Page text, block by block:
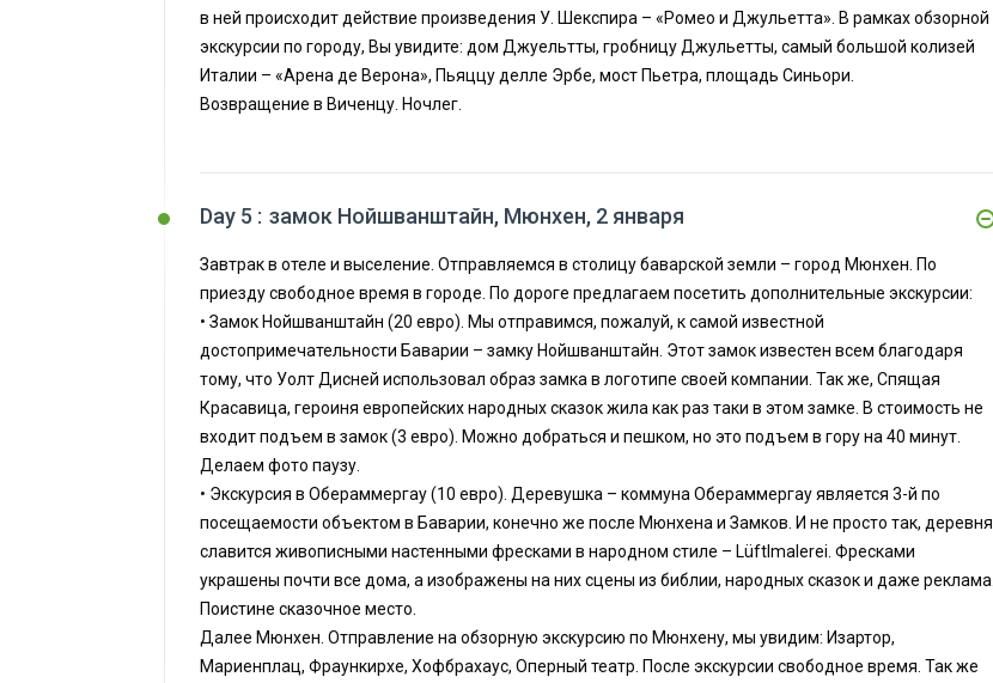
в ней происходит действие произведения У. Шекспира – «Ромео и Джульетта». В рамках обзорной
экскурсии по городу, Вы увидите: дом Джуельтты, гробницу Джульетты, самый большой колизей
Италии – «Арена де Верона», Пьяццу делле Эрбе, мост Пьетра, площадь Синьори.
Возвращение в Виченцу. Ночлег.
Day 5 : замок Нойшванштайн, Мюнхен, 2 января
Завтрак в отеле и выселение. Отправляемся в столицу баварской земли – город Мюнхен. По
приезду свободное время в городе. По дороге предлагаем посетить дополнительные экскурсии:
• Замок Нойшванштайн (20 евро). Мы отправимся, пожалуй, к самой известной
достопримечательности Баварии – замку Нойшванштайн. Этот замок известен всем благодаря
тому, что Уолт Дисней использовал образ замка в логотипе своей компании. Так же, Спящая
Красавица, героиня европейских народных сказок жила как раз таки в этом замке. В стоимость не
входит подъем в замок (3 евро). Можно добраться и пешком, но это подъем в гору на 40 минут.
Делаем фото паузу.
• Экскурсия в Обераммергау (10 евро). Деревушка – коммуна Обераммергау является 3-й по
посещаемости объектом в Баварии, конечно же после Мюнхена и Замков. И не просто так, деревня
славится живописными настенными фресками в народном стиле – Lüftlmalerei. Фресками
украшены почти все дома, а изображены на них сцены из библии, народных сказок и даже реклама.
Поистине сказочное место.
Далее Мюнхен. Отправление на обзорную экскурсию по Мюнхену, мы увидим: Изартор,
Мариенплац, Фраункирхе, Хофбрахаус, Оперный театр. После экскурсии свободное время. Так же